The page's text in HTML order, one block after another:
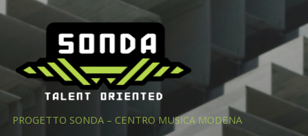
PROGETTO SONDA – CENTRO MUSICA MODENA